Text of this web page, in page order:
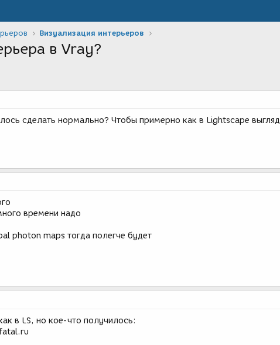
Визуализация интерьеров
в Vray?
сделать нормально? Чтобы примерно как в Lightscape
времени надо
photon maps тогда полегче будет
в LS, но кое-что получилось: